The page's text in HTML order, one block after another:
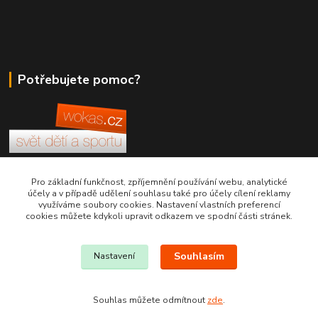
Potřebujete pomoc?
+420 380 830 198
wokas.online@yahoo.cz
Pro základní funkčnost, zpříjemnění používání webu, analytické
účely a v případě udělení souhlasu také pro účely cílení reklamy
využíváme soubory cookies. Nastavení vlastních preferencí
cookies můžete kdykoli upravit odkazem ve spodní části stránek.
Nastavení Souhlasím
Souhlas můžete odmítnout zde.